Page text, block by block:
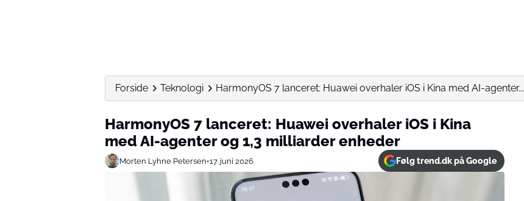
Forside Teknologi HarmonyOS 7 lanceret: Huawei overhaler iOS i Kina med AI-agenter...
HarmonyOS 7 lanceret: Huawei overhaler iOS i Kina
med AI-agenter og 1,3 milliarder enheder
Morten Lyhne Petersen•17. juni 2026 Følg trend.dk på Google